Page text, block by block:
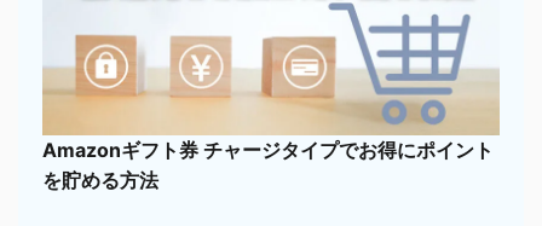
Amazonギフト券 チャージタイプでお得にポイント
を貯める方法